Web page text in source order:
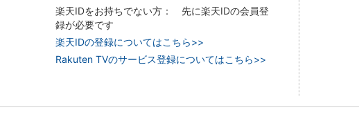
楽天IDをお持ちでない方： 先に楽天IDの会員登
録が必要です
楽天IDの登録についてはこちら>>
Rakuten TVのサービス登録についてはこちら>>